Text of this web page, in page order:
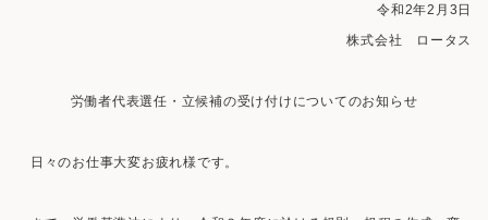
令和2年2月3日
株式会社 ロータス
労働者代表選任・立候補の受け付けについてのお知らせ
日々のお仕事大変お疲れ様です。